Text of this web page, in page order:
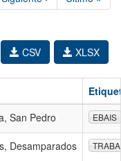
XLSX
CSV
San Pedro EBAIS
Desamparados